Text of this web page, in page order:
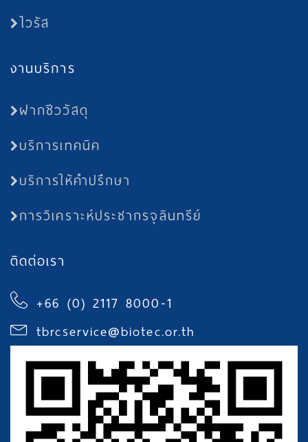
ไวรัส
งานบริการ
ฝากชีววัสดุ
บริการเทคนิค
บริการให้คำปรึกษา
การวิเคราะห์ประชากรจุลินทรีย์
ติดต่อเรา
+66 (0) 2117 8000-1
tbrcservice@biotec.or.th